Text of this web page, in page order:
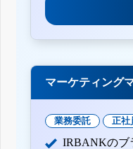
マーケティング
業務委託 正社
IRBANKのブ